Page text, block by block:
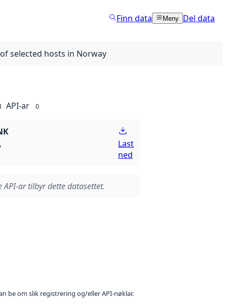
Finn data Meny Del data
selected hosts in Norway
API-ar 0
Last
ned
API-ar tilbyr dette datasettet.
be om slik registrering og/eller API-nøklar.